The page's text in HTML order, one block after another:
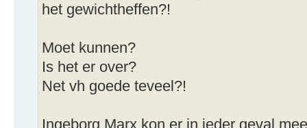
het gewichtheffen?!
Moet kunnen?
Is het er over?
Net vh goede teveel?!
Ingeborg Marx kon er in ieder geval